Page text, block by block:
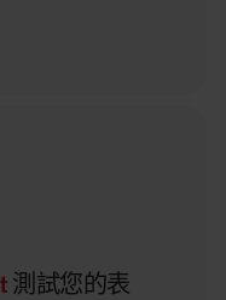
測試您的表